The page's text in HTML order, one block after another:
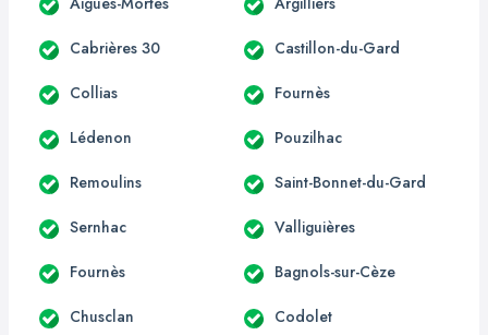
Cabrières 30 Castillon-du-Gard
Collias Fournès
Lédenon Pouzilhac
Remoulins Saint-Bonnet-du-Gard
Sernhac Valliguières
Fournès Bagnols-sur-Cèze
Chusclan Codolet